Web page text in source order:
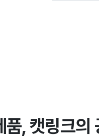
품, 캣링크의